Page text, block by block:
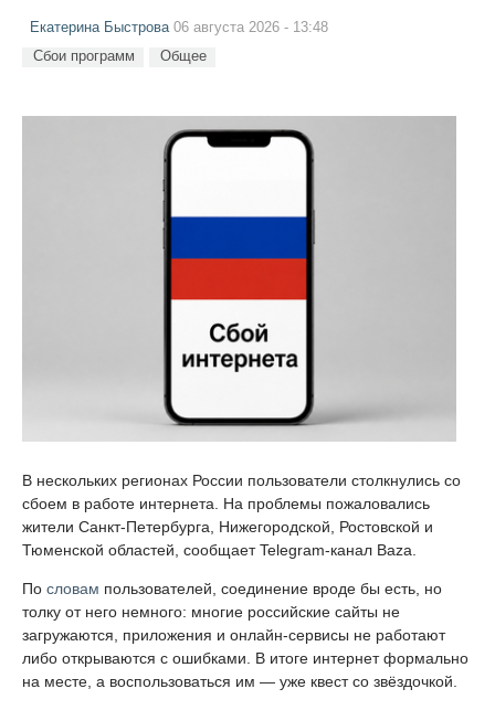
Екатерина Быстрова06 августа 2026 - 13:48
Сбои программ Общее
В нескольких регионах России пользователи столкнулись со
сбоем в работе интернета. На проблемы пожаловались
жители Санкт-Петербурга, Нижегородской, Ростовской и
Тюменской областей, сообщает Telegram-канал Baza.
По словам пользователей, соединение вроде бы есть, но
толку от него немного: многие российские сайты не
загружаются, приложения и онлайн-сервисы не работают
либо открываются с ошибками. В итоге интернет формально
на месте, а воспользоваться им — уже квест со звёздочкой.